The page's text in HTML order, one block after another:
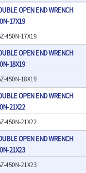
프링청소기
압파이프세척기
/습식 청소기
소기악세서리
인파이프렌치
파이프커터
라스틱파이프커터
버러
파이프확관기세트
동오스타세트
관내시경
관청소기
수구청소기
거
터
프링헤드
커터
FLINN
커터)
노원
월트
주산업
팀코리아
파이어
레드
렉스-절단석
OPEN END WRENCH
17X19
450N-17X19
OPEN END WRENCH
18X19
450N-18X19
OPEN END WRENCH
21X22
450N-21X22
OPEN END WRENCH
21X23
450N-21X23